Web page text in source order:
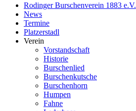
Rodinger Burschenverein 1883 e.V.
News
Termine
Platzerstadl
Verein
Vorstandschaft
Historie
Burschenlied
Burschenkutsche
Burschenhorn
Humpen
Fahne